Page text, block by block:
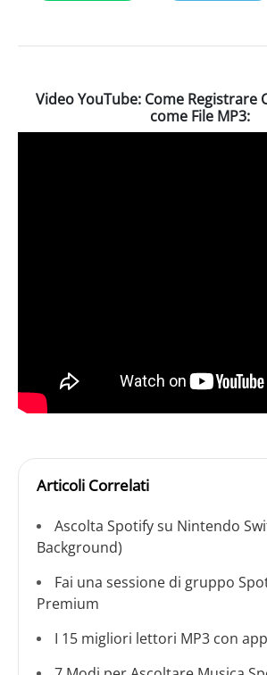
Video YouTube: Come Registrare
come File MP3:
Articoli Correlati
Ascolta Spotify su Nintendo
Background)
Fai una sessione di gruppo
Premium
I 15 migliori lettori MP3 con